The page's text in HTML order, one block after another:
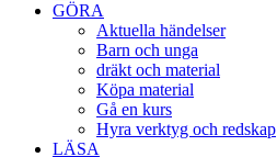
GÖRA
Aktuella händelser
Barn och unga
dräkt och material
Köpa material
Gå en kurs
Hyra verktyg och redskap
LÄSA